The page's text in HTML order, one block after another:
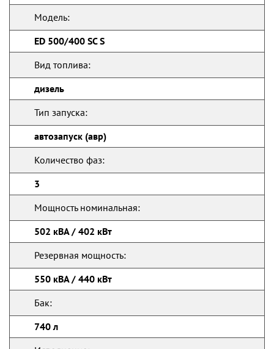
Модель:
ED 500/400 SC S
Вид топлива:
дизель
Тип запуска:
автозапуск (авр)
Количество фаз:
3
Мощность номинальная:
502 кВА / 402 кВт
Резервная мощность:
550 кВА / 440 кВт
Бак:
740 л